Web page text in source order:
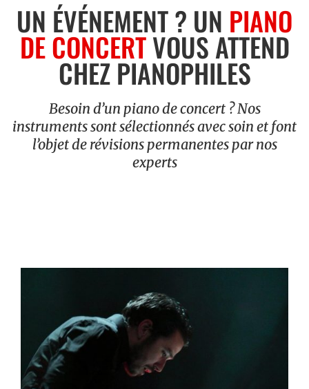
UN ÉVÉNEMENT ? UN PIANO
DE CONCERTVOUS ATTEND
CHEZ PIANOPHILES
Besoin d’un piano de concert ? Nos
instruments sont sélectionnés avec soin et font
l’objet de révisions permanentes par nos
experts